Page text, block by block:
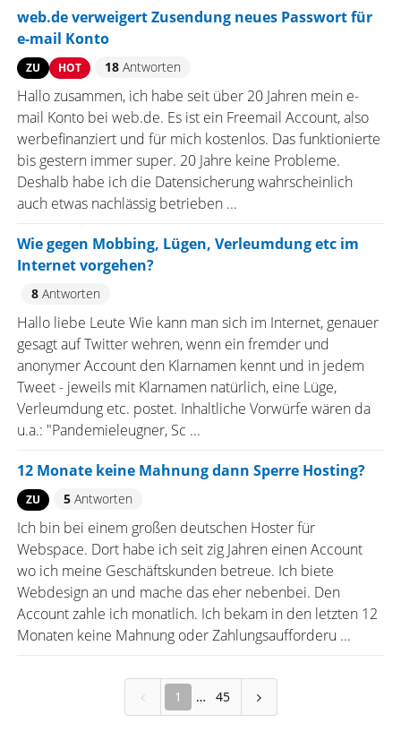
web.de verweigert Zusendung neues Passwort für
e-mail Konto
ZU HOT 18Antworten
Hallo zusammen, ich habe seit über 20 Jahren mein e-
mail Konto bei web.de. Es ist ein Freemail Account, also
werbefinanziert und für mich kostenlos. Das funktionierte
bis gestern immer super. 20 Jahre keine Probleme.
Deshalb habe ich die Datensicherung wahrscheinlich
auch etwas nachlässig betrieben ...
Wie gegen Mobbing, Lügen, Verleumdung etc im
Internet vorgehen?
8Antworten
Hallo liebe Leute Wie kann man sich im Internet, genauer
gesagt auf Twitter wehren, wenn ein fremder und
anonymer Account den Klarnamen kennt und in jedem
Tweet - jeweils mit Klarnamen natürlich, eine Lüge,
Verleumdung etc. postet. Inhaltliche Vorwürfe wären da
u.a.: "Pandemieleugner, Sc ...
12 Monate keine Mahnung dann Sperre Hosting?
ZU 5Antworten
Ich bin bei einem großen deutschen Hoster für
Webspace. Dort habe ich seit zig Jahren einen Account
wo ich meine Geschäftskunden betreue. Ich biete
Webdesign an und mache das eher nebenbei. Den
Account zahle ich monatlich. Ich bekam in den letzten 12
Monaten keine Mahnung oder Zahlungsaufforderu ...
1 45